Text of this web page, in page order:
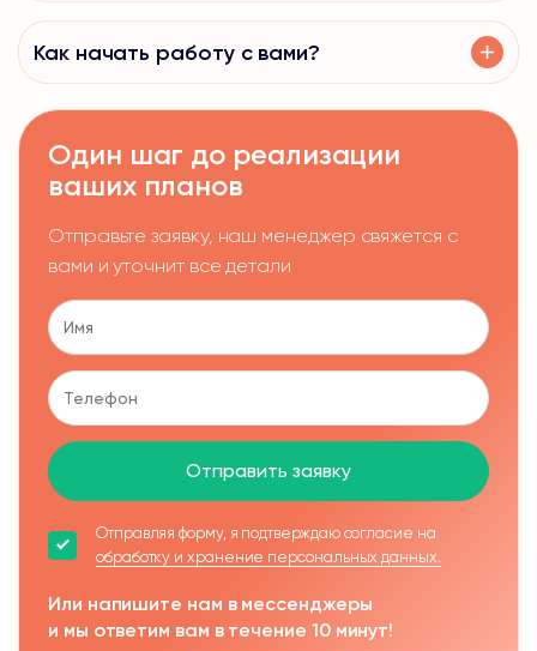
Как начать работу с вами?
Один шаг до реализации
ваших планов
Отправьте заявку, наш менеджер свяжется с
вами и уточнит все детали
Отправить заявку
Отправляя форму, я подтверждаю согласие на
обработку и хранение персональных данных.
Или напишите нам в мессенджеры
и мы ответим вам в течение 10 минут!